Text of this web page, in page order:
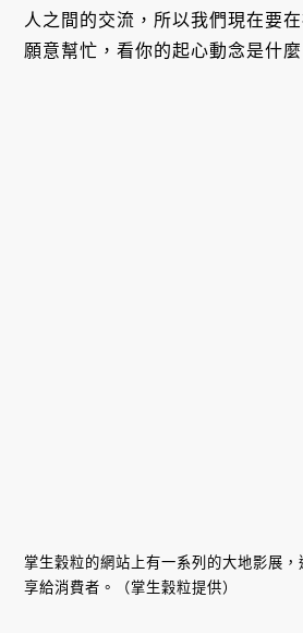
人之間的交流，所以我們現在要
願意幫忙，看你的起心動念是什麼
掌生穀粒的網站上有一系列的大地影展
享給消費者。（掌生穀粒提供）